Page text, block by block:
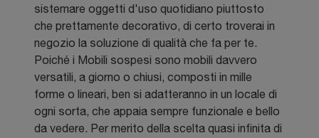
sistemare oggetti d'uso quotidiano piuttosto
che prettamente decorativo, di certo troverai in
negozio la soluzione di qualità che fa per te.
Poiché i Mobili sospesi sono mobili davvero
versatili, a giorno o chiusi, composti in mille
forme o lineari, ben si adatteranno in un locale di
ogni sorta, che appaia sempre funzionale e bello
da vedere. Per merito della scelta quasi infinita di